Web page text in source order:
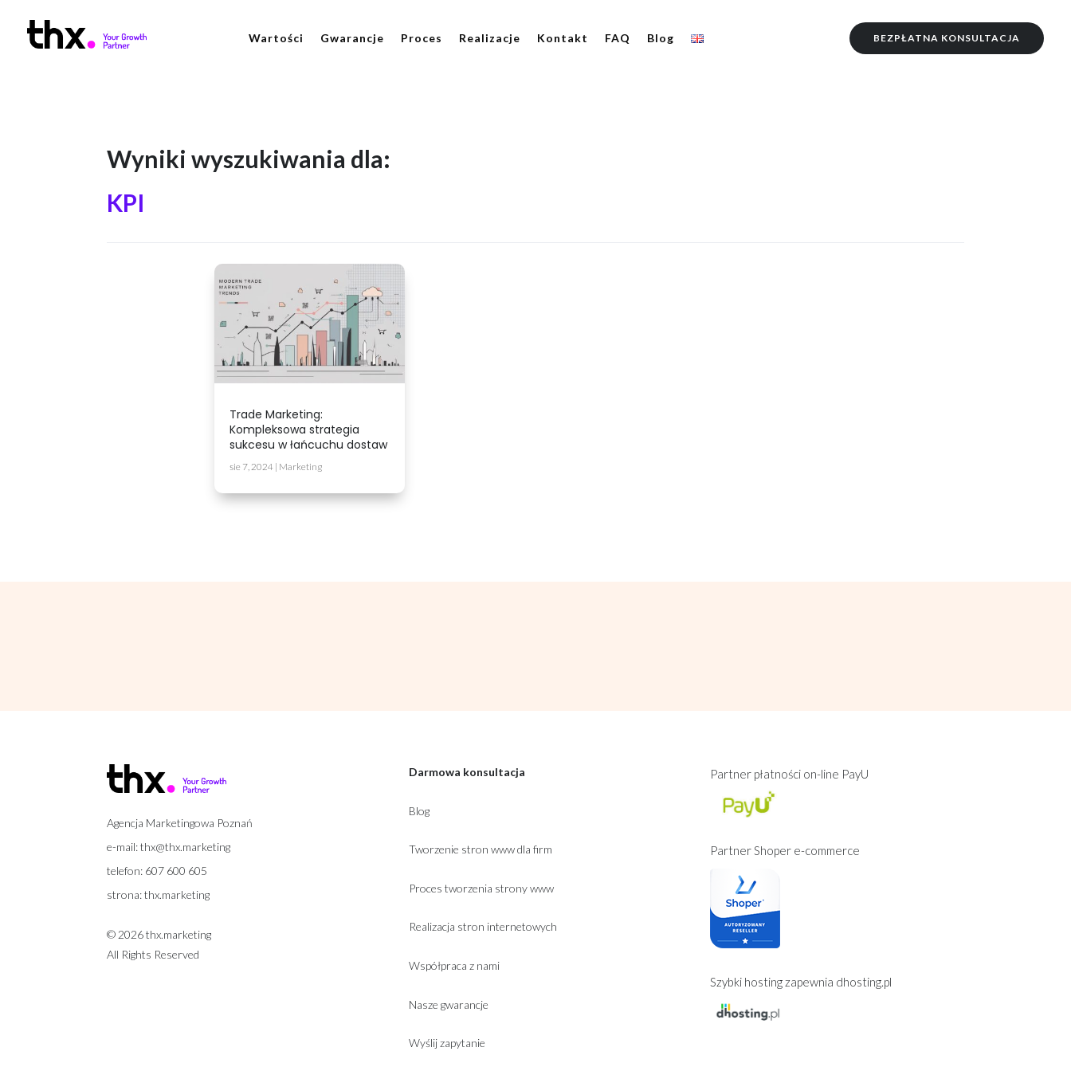
Wartości Gwarancje Proces Realizacje Kontakt FAQ Blog BEZPŁATNA KONSULTACJA
Wyniki wyszukiwania dla:
KPI
Trade Marketing:
Kompleksowa strategia
sukcesu w łańcuchu dostaw
sie 7, 2024 | Marketing
Agencja Marketingowa Poznań
e-mail:thx@thx.marketing
telefon: 607 600 605
strona:thx.marketing
© 2026 thx.marketing
All Rights Reserved
Darmowa konsultacja
Blog
Tworzenie stron www dla firm
Proces tworzenia strony www
Realizacja stron internetowych
Współpraca z nami
Nasze gwarancje
Wyślij zapytanie
Partner płatności on-line PayU
Partner Shoper e-commerce
Szybki hosting zapewnia dhosting.pl